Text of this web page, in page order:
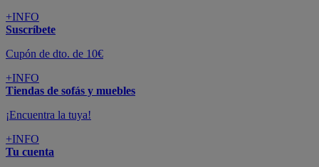
+INFO
Suscríbete
Cupón de dto. de 10€
+INFO
Tiendas de sofás y muebles
¡Encuentra la tuya!
+INFO
Tu cuenta